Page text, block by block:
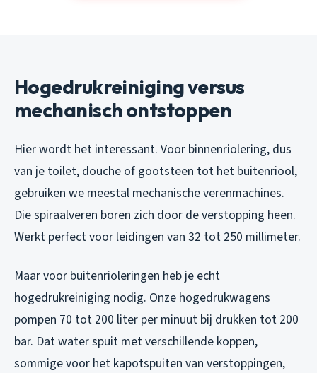
Hogedrukreiniging versus
mechanisch ontstoppen
Hier wordt het interessant. Voor binnenriolering, dus
van je toilet, douche of gootsteen tot het buitenriool,
gebruiken we meestal mechanische verenmachines.
Die spiraalveren boren zich door de verstopping heen.
Werkt perfect voor leidingen van 32 tot 250 millimeter.
Maar voor buitenrioleringen heb je echt
hogedrukreiniging nodig. Onze hogedrukwagens
pompen 70 tot 200 liter per minuut bij drukken tot 200
bar. Dat water spuit met verschillende koppen,
sommige voor het kapotspuiten van verstoppingen,